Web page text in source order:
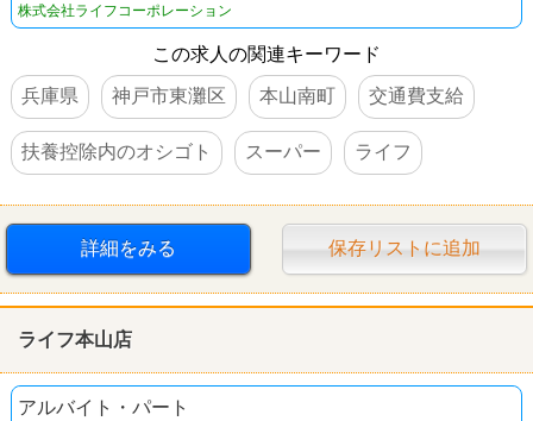
株式会社ライフコーポレーション
この求人の関連キーワード
兵庫県
神戸市東灘区 本山南町 交通費支給
扶養控除内のオシゴト スーパー ライフ
詳細をみる 保存リストに追加
ライフ本山店
アルバイト・パート